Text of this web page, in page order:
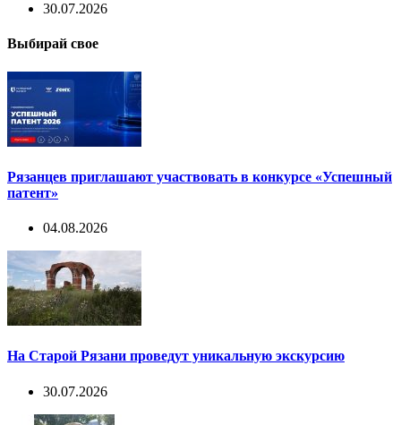
30.07.2026
Выбирай свое
Рязанцев приглашают участвовать в конкурсе «Успешный
патент»
04.08.2026
На Старой Рязани проведут уникальную экскурсию
30.07.2026